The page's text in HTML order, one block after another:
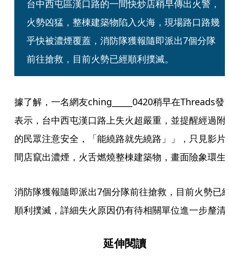
台中西屯區漢口路的一間快炒店稍早傳出火警，
火勢凶猛，整棟建築物陷入火海，現場路口路幾
乎快被濃煙覆蓋，消防隊獲報隨即派出7個分隊
前往搶救，目前火勢已經順利撲滅。
據了解，一名網友ching_____0420稍早在Threads發
表示，台中西屯漢口路上失火超嚴重，並提醒經過附
的民眾注意安全，「能繞路就先繞路」」，只見影片
間店竄出濃煙，火舌燃燒整棟建築物，畫面險象環生
消防隊獲報隨即派出7個分隊前往搶救，目前火勢已
順利撲滅，詳細失火原因仍有待相關單位進一步釐清
延伸閱讀